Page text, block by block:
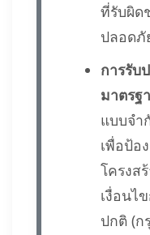
ที่รับผิด
ปลอดภั
การรับ
มาตรฐ
แบบจำ
เพื่อป้อ
โครงส
เงื่อนไ
ปกติ (